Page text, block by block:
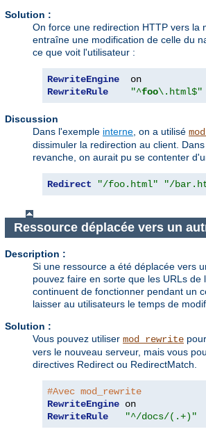
Solution :
On force une redirection HTTP vers la
entraîne une modification de celle du
ce que voit l'utilisateur :
RewriteEngine
RewriteRule
"^foo\.html$"
Discussion
Dans l'exemple interne, on a utilisé
dissimuler la redirection au client.
revanche, on aurait pu se contenter
Redirect "/foo.html" "/
Ressource déplacée vers un
Description :
Si une ressource a été déplacée vers
pouvez faire en sorte que les URLs de
continuent de fonctionner pendant un
laisser au utilisateurs le temps de
Solution :
Vous pouvez utiliser mod_rewrite
vers le nouveau serveur, mais vous
directives Redirect ou RedirectMatch.
#Avec mod_rewrite
RewriteEngine
RewriteRule
"^/docs/(.+)"